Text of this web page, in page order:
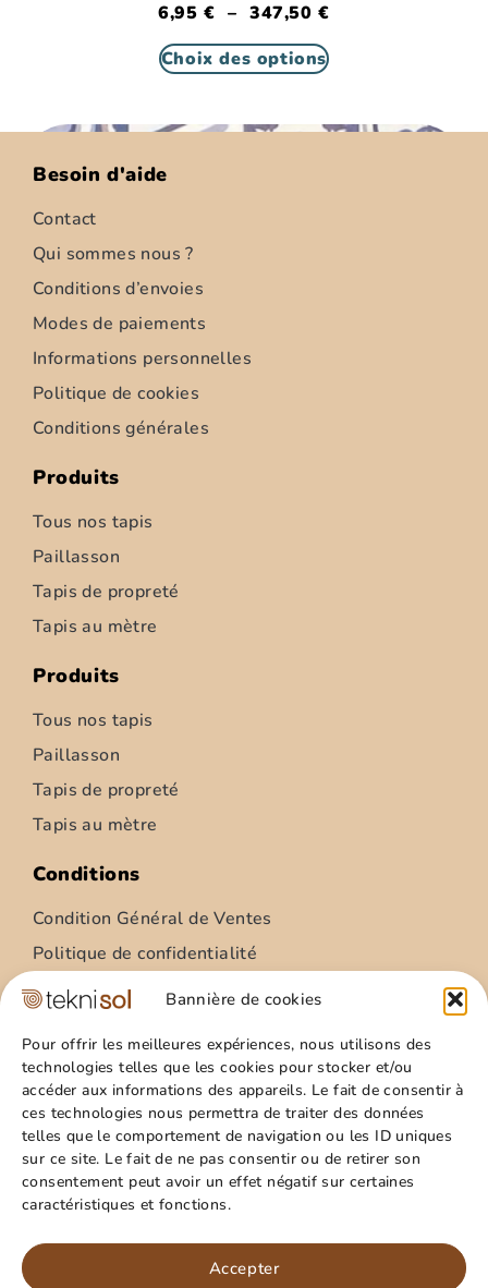
Bannière de cookies
Pour offrir les meilleures expériences, nous utilisons des
technologies telles que les cookies pour stocker et/ou
accéder aux informations des appareils. Le fait de consentir à
ces technologies nous permettra de traiter des données
telles que le comportement de navigation ou les ID uniques
sur ce site. Le fait de ne pas consentir ou de retirer son
consentement peut avoir un effet négatif sur certaines
caractéristiques et fonctions.
Accepter
6,95€ – 347,50€
Choix des options
Tapis d’intérieur – Ziemia – 52cm
Paillasson – relief palmes – 40x60cm
15,99€
Besoin d'aide
Contact
Qui sommes nous ?
Conditions d’envoies
Modes de paiements
Informations personnelles
Politique de cookies
Conditions générales
Produits
Tous nos tapis
Paillasson
Tapis de propreté
Tapis au mètre
Produits
Tous nos tapis
Paillasson
Tapis de propreté
Tapis au mètre
Conditions
Condition Général de Ventes
Politique de confidentialité
Condition Général Utilisation
Site
Qui sommes nous ?
Guide pratique
Favoris